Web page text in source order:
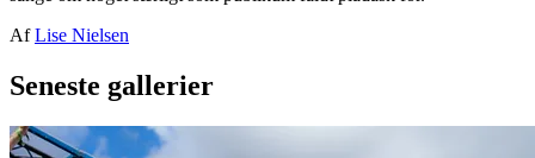
AfLise Nielsen
Seneste gallerier